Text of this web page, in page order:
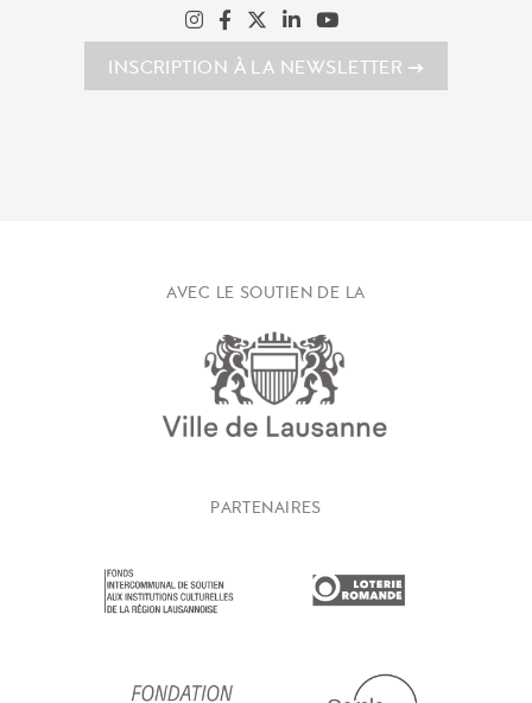
INSCRIPTION À LA NEWSLETTER
AVEC LE SOUTIEN DE LA
PARTENAIRES